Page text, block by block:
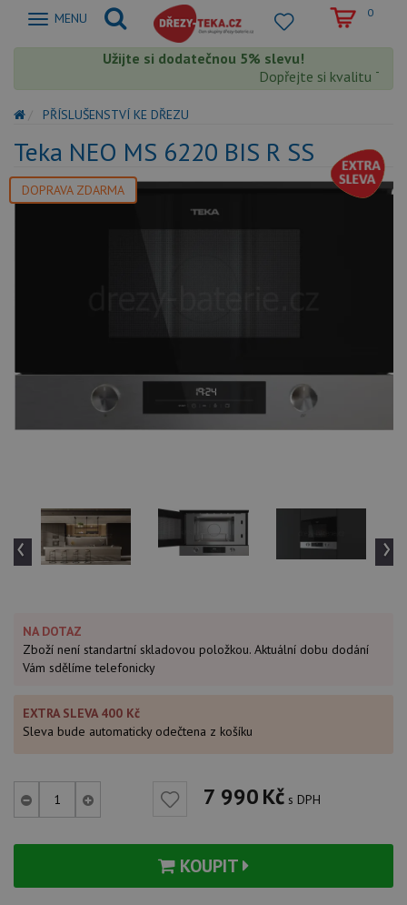
Zobrazit
MENU 0
Užijte si dodatečnou 5% slevu!
Dopřejte si kvalitu
PŘÍSLUŠENSTVÍ KE DŘEZU
Teka NEO MS 6220 BIS R SS
DOPRAVA ZDARMA
‹ ›
NA DOTAZ
Zboží není standartní skladovou položkou. Aktuální dobu dodání
Vám sdělíme telefonicky
EXTRA SLEVA 400 Kč
Sleva bude automaticky odečtena z košíku
7 990Kč s DPH
KOUPIT